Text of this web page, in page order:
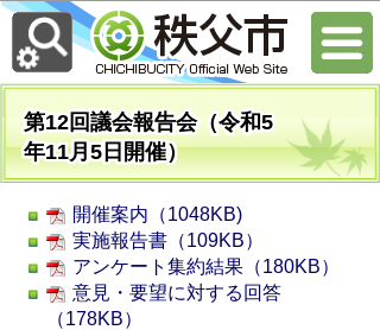
第12回議会報告会（令和5
年11月5日開催）
開催案内（1048KB)
実施報告書（109KB）
アンケート集約結果（180KB）
意見・要望に対する回答
（178KB）